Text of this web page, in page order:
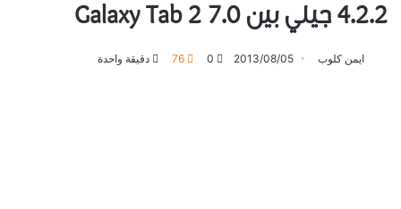
4.2.2 جيلي بين Galaxy Tab 2 7.0
ايمن كلوب 2013/08/05
0
76 دقيقة واحدة